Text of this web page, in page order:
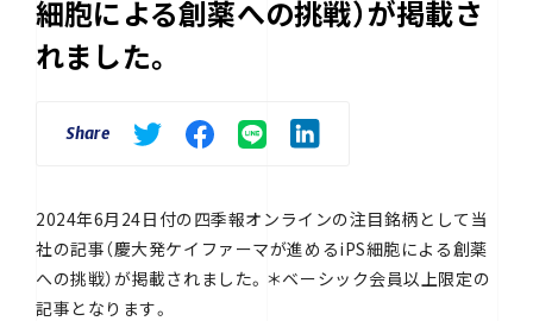
細胞による創薬への挑戦）が掲載さ
れました。
Share
2024年6月24日付の四季報オンラインの注目銘柄として当
社の記事（慶大発ケイファーマが進めるiPS細胞による創薬
への挑戦）が掲載されました。＊ベーシック会員以上限定の
記事となります。